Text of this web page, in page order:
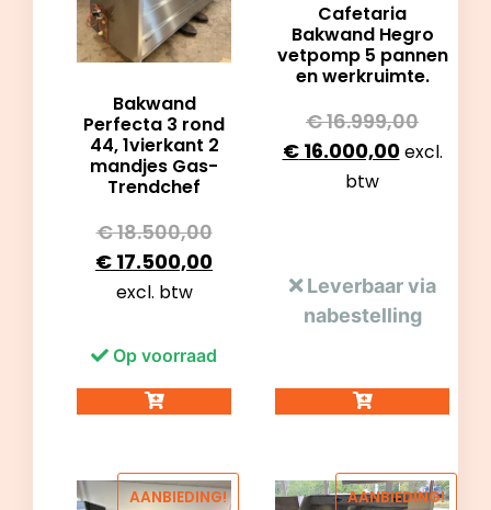
Bakwand
Perfecta 3 rond
44, 1vierkant 2
mandjes Gas-
Trendchef
€18.500,00
€ 17.500,00
excl. btw
Op voorraad
Cafetaria
Bakwand Hegro
vetpomp 5 pannen
en werkruimte.
€16.999,00
€16.000,00excl.
btw
Leverbaar via
nabestelling
AANBIEDING! AANBIEDING!